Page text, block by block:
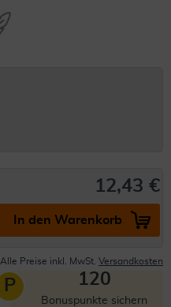
12,43 €
In den Warenkorb
Alle Preise inkl. MwSt. Versandkosten
P 120
Bonuspunkte sichern